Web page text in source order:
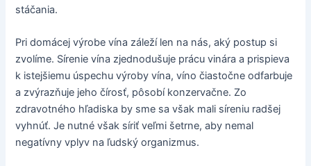
stáčania.
Pri domácej výrobe vína záleží len na nás, aký postup si
zvolíme. Sírenie vína zjednodušuje prácu vinára a prispieva
k istejšiemu úspechu výroby vína, víno čiastočne odfarbuje
a zvýrazňuje jeho čírosť, pôsobí konzervačne. Zo
zdravotného hľadiska by sme sa však mali síreniu radšej
vyhnúť. Je nutné však síriť veľmi šetrne, aby nemal
negatívny vplyv na ľudský organizmus.